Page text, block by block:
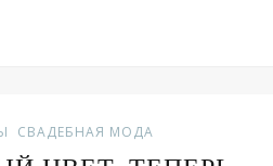
СВАДЕБНАЯ МОДА